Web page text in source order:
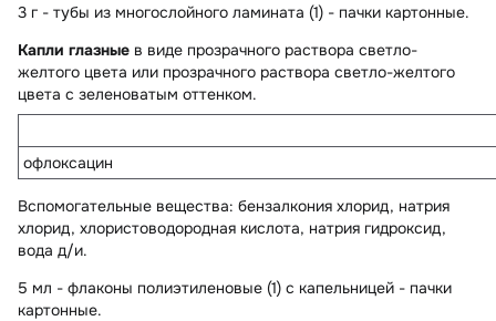
3 г - тубы из многослойного ламината (1) - пачки картонные.
Капли глазные в виде прозрачного раствора светло-
желтого цвета или прозрачного раствора светло-желтого
цвета с зеленоватым оттенком.
офлоксацин
Вспомогательные вещества: бензалкония хлорид, натрия
хлорид, хлористоводородная кислота, натрия гидроксид,
вода д/и.
5 мл - флаконы полиэтиленовые (1) с капельницей - пачки
картонные.